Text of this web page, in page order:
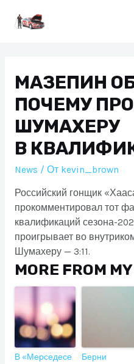
МАЗЕПИН
ПОЧЕМУ
ШУМАХЕРУ
В
News / От kevin_brown
Российский гонщик
прокомментировал тот
квалификаций сезона-
проигрывает во
Шумахеру — 3:11.
MORE FROM
В «Мерседесе
Берни